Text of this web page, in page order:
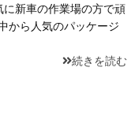
新車の作業場の方で頑
から人気のパッケージ
続きを読む